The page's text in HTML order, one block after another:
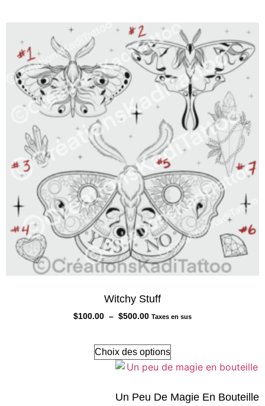
Witchy Stuff
$100.00 – $500.00 Taxes en sus
Choix des options
Un Peu De Magie En Bouteille